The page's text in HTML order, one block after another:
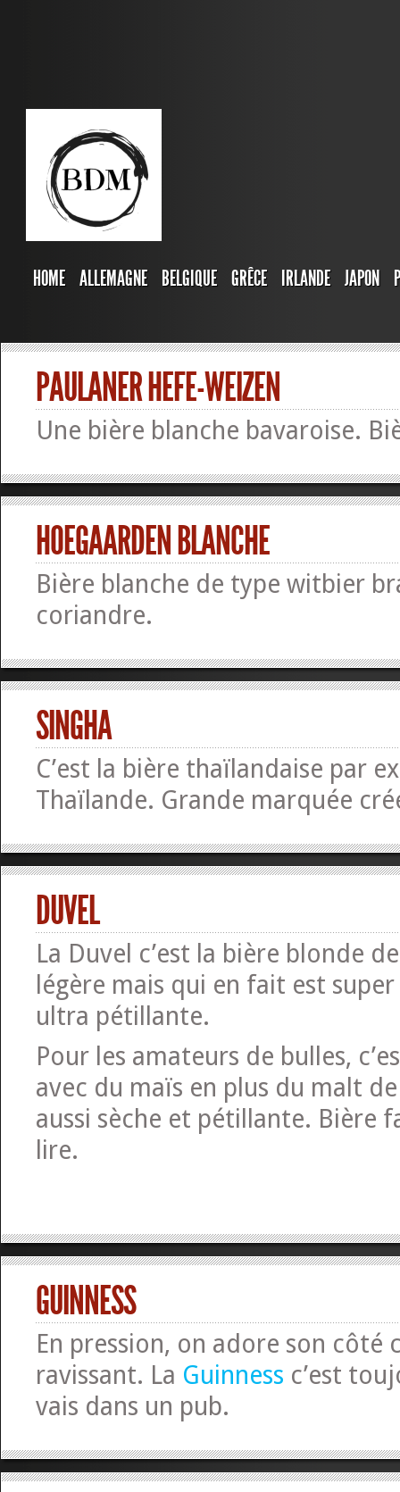
HOME ALLEMAGNE BELGIQUE GRÊCE IRLANDE JAPON
PAULANER HEFE-WEIZEN
Une bière blanche bavaroise.
HOEGAARDEN BLANCHE
Bière blanche de type witbier
coriandre.
SINGHA
C’est la bière thaïlandaise par
Thaïlande. Grande marquée
DUVEL
La Duvel c’est la bière blonde
légère mais qui en fait est
ultra pétillante.
Pour les amateurs de bulles,
avec du maïs en plus du malt
aussi sèche et pétillante. Bière
lire.
GUINNESS
En pression, on adore son
ravissant. La Guinness c’est
vais dans un pub.